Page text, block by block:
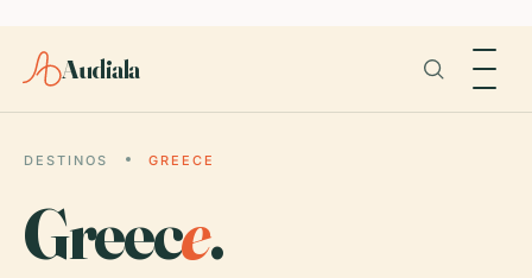
Audiala
DESTINOS GREECE
Greece.